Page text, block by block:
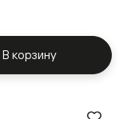
В корзину